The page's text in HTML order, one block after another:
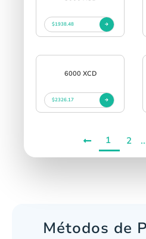
$1938.48
6000 XCD
$2326.17
1 2
Métodos de